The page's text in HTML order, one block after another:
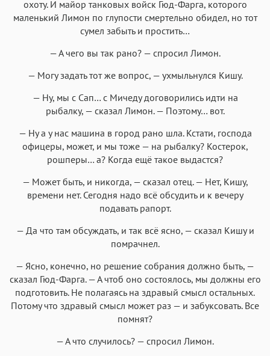
охоту. И майор танковых войск Гюд-Фарга, которого
маленький Лимон по глупости смертельно обидел, но тот
сумел забыть и простить…
— А чего вы так рано? — спросил Лимон.
— Могу задать тот же вопрос, — ухмыльнулся Кишу.
— Ну, мы с Сап… с Мичеду договорились идти на
рыбалку, — сказал Лимон. — Поэтому… вот.
— Ну а у нас машина в город рано шла. Кстати, господа
офицеры, может, и мы тоже — на рыбалку? Костерок,
рошперы… а? Когда ещё такое выдастся?
— Может быть, и никогда, — сказал отец. — Нет, Кишу,
времени нет. Сегодня надо всё обсудить и к вечеру
подавать рапорт.
— Да что там обсуждать, и так всё ясно, — сказал Кишу и
помрачнел.
— Ясно, конечно, но решение собрания должно быть, —
сказал Гюд-Фарга. — А чтоб оно состоялось, мы должны его
подготовить. Не полагаясь на здравый смысл остальных.
Потому что здравый смысл может раз — и забуксовать. Все
помнят?
— А что случилось? — спросил Лимон.